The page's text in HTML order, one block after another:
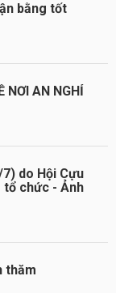
bằng tốt
NƠI AN NGHỈ
do Hội Cựu
tổ chức - Ảnh
thăm